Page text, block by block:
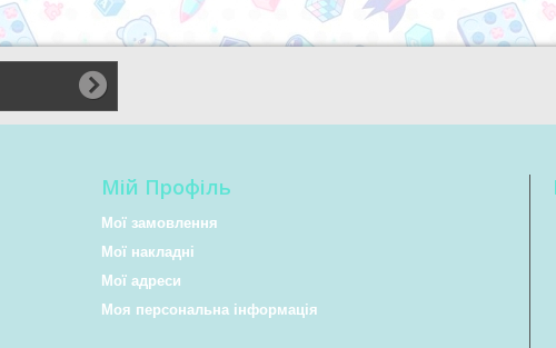
Мій Профіль
Мої замовлення
Мої накладні
Мої адреси
Моя персональна інформація